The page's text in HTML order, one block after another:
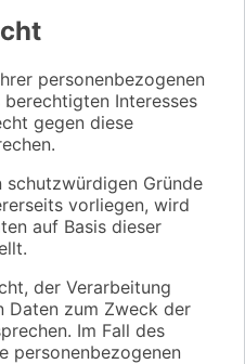
personenbezogenen
Interesses
gegen diese
schutzwürdigen Gründe
vorliegen, wird
auf Basis dieser
der Verarbeitung
Daten zum Zweck der
Im Fall des
personenbezogenen